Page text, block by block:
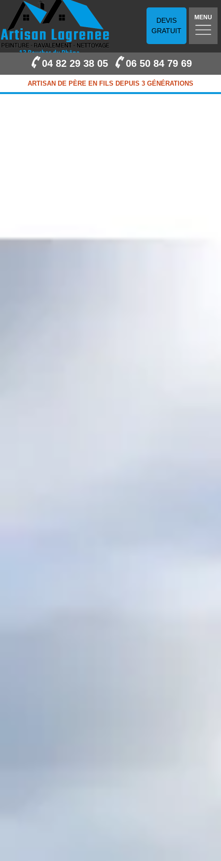
DEVIS
GRATUIT
MENU
04 82 29 38 05 06 50 84 79 69
ARTISAN DE PÈRE EN FILS DEPUIS 3 GÉNÉRATIONS